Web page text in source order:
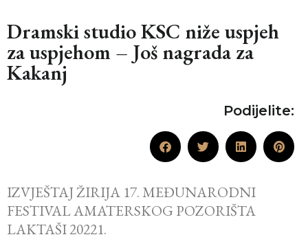
Dramski studio KSC niže uspjeh
za uspjehom – Još nagrada za
Kakanj
Podijelite:
IZVJEŠTAJ ŽIRIJA 17. MEĐUNARODNI
FESTIVAL AMATERSKOG POZORIŠTA
LAKTAŠI 20221.